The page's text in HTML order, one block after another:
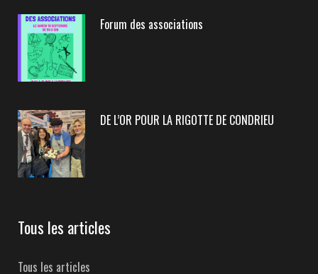
Forum des associations
DE L’OR POUR LA RIGOTTE DE CONDRIEU
Tous les articles
Tous les articles